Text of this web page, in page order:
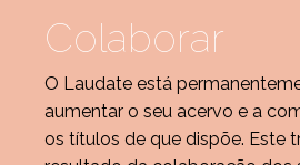
Colaborar
O Laudate está
aumentar o seu acervo e a
os títulos de que dispõe. Este